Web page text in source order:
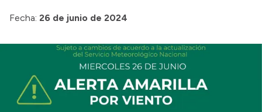
Intranet
Login
Fecha: 26 de junio de 2024